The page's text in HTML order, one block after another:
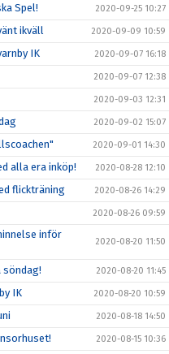
Spel! 2020-09-25 10:27
ikväll 2020-09-09 10:59
IK 2020-09-07 16:18
2020-09-07 12:38
2020-09-03 12:31
2020-09-02 15:07
2020-09-01 14:30
alla era inköp! 2020-08-28 12:10
flickträning 2020-08-26 14:29
2020-08-26 09:59
inför
2020-08-20 11:50
2020-08-20 11:45
IK 2020-08-20 10:59
2020-08-18 14:50
2020-08-15 10:36